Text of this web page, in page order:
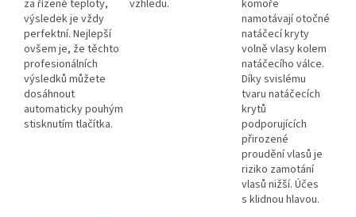
za řízené teploty,
výsledek je vždy
perfektní. Nejlepší
ovšem je, že těchto
profesionálních
výsledků můžete
dosáhnout
automaticky pouhým
stisknutím tlačítka.
vzhledu.
komoře
namotávají otočné
natáčecí kryty
volně vlasy kolem
natáčecího válce.
Díky svislému
tvaru natáčecích
krytů
podporujících
přirozené
proudění vlasů je
riziko zamotání
vlasů nižší. Účes
s klidnou hlavou.